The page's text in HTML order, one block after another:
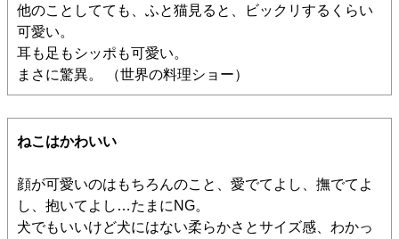
他のことしてても、ふと猫見ると、ビックリするくらい
可愛い。
耳も足もシッポも可愛い。
まさに驚異。 （世界の料理ショー）
ねこはかわいい
顔が可愛いのはもちろんのこと、愛でてよし、撫でてよ
し、抱いてよし…たまにNG。
犬でもいいけど犬にはない柔らかさとサイズ感、わかっ